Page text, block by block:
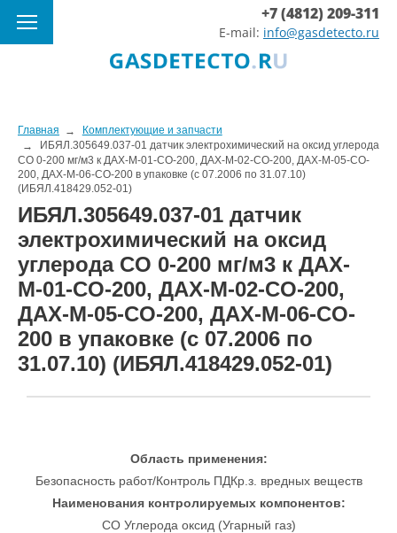
+7 (4812) 209-311
E-mail: info@gasdetecto.ru
Главная
Комплектующие и запчасти
ИБЯЛ.305649.037-01 датчик электрохимический на оксид углерода
CO 0-200 мг/м3 к ДАХ-М-01-CO-200, ДАХ-М-02-CO-200, ДАХ-М-05-CO-
200, ДАХ-М-06-CO-200 в упаковке (с 07.2006 по 31.07.10)
(ИБЯЛ.418429.052-01)
ИБЯЛ.305649.037-01 датчик
электрохимический на оксид
углерода CO 0-200 мг/м3 к ДАХ-
М-01-CO-200, ДАХ-М-02-CO-200,
ДАХ-М-05-CO-200, ДАХ-М-06-CO-
200 в упаковке (с 07.2006 по
31.07.10) (ИБЯЛ.418429.052-01)
Область применения:
Безопасность работ/Контроль ПДКр.з. вредных веществ
Наименования контролируемых компонентов:
CO Углерода оксид (Угарный газ)